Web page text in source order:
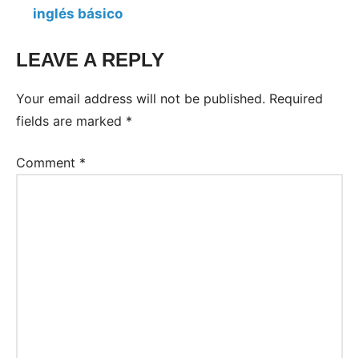
inglés básico
LEAVE A REPLY
Your email address will not be published. Required
fields are marked *
Comment *